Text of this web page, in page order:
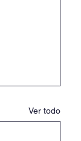
Ver todo